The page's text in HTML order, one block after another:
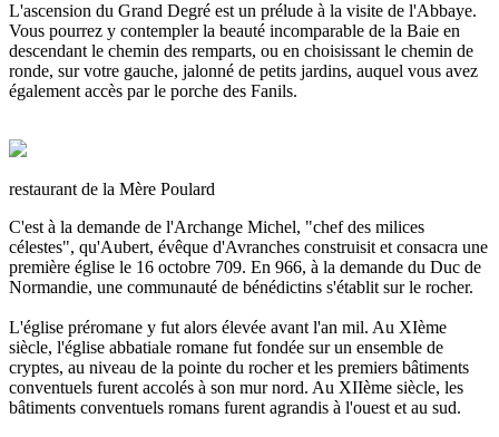
L'ascension du Grand Degré est un prélude à la visite de l'Abbaye.
Vous pourrez y contempler la beauté incomparable de la Baie en
descendant le chemin des remparts, ou en choisissant le chemin de
ronde, sur votre gauche, jalonné de petits jardins, auquel vous avez
également accès par le porche des Fanils.
restaurant de la Mère Poulard
C'est à la demande de l'Archange Michel, "chef des milices
célestes", qu'Aubert, évêque d'Avranches construisit et consacra une
première église le 16 octobre 709. En 966, à la demande du Duc de
Normandie, une communauté de bénédictins s'établit sur le rocher.
L'église préromane y fut alors élevée avant l'an mil. Au XIème
siècle, l'église abbatiale romane fut fondée sur un ensemble de
cryptes, au niveau de la pointe du rocher et les premiers bâtiments
conventuels furent accolés à son mur nord. Au XIIème siècle, les
bâtiments conventuels romans furent agrandis à l'ouest et au sud.